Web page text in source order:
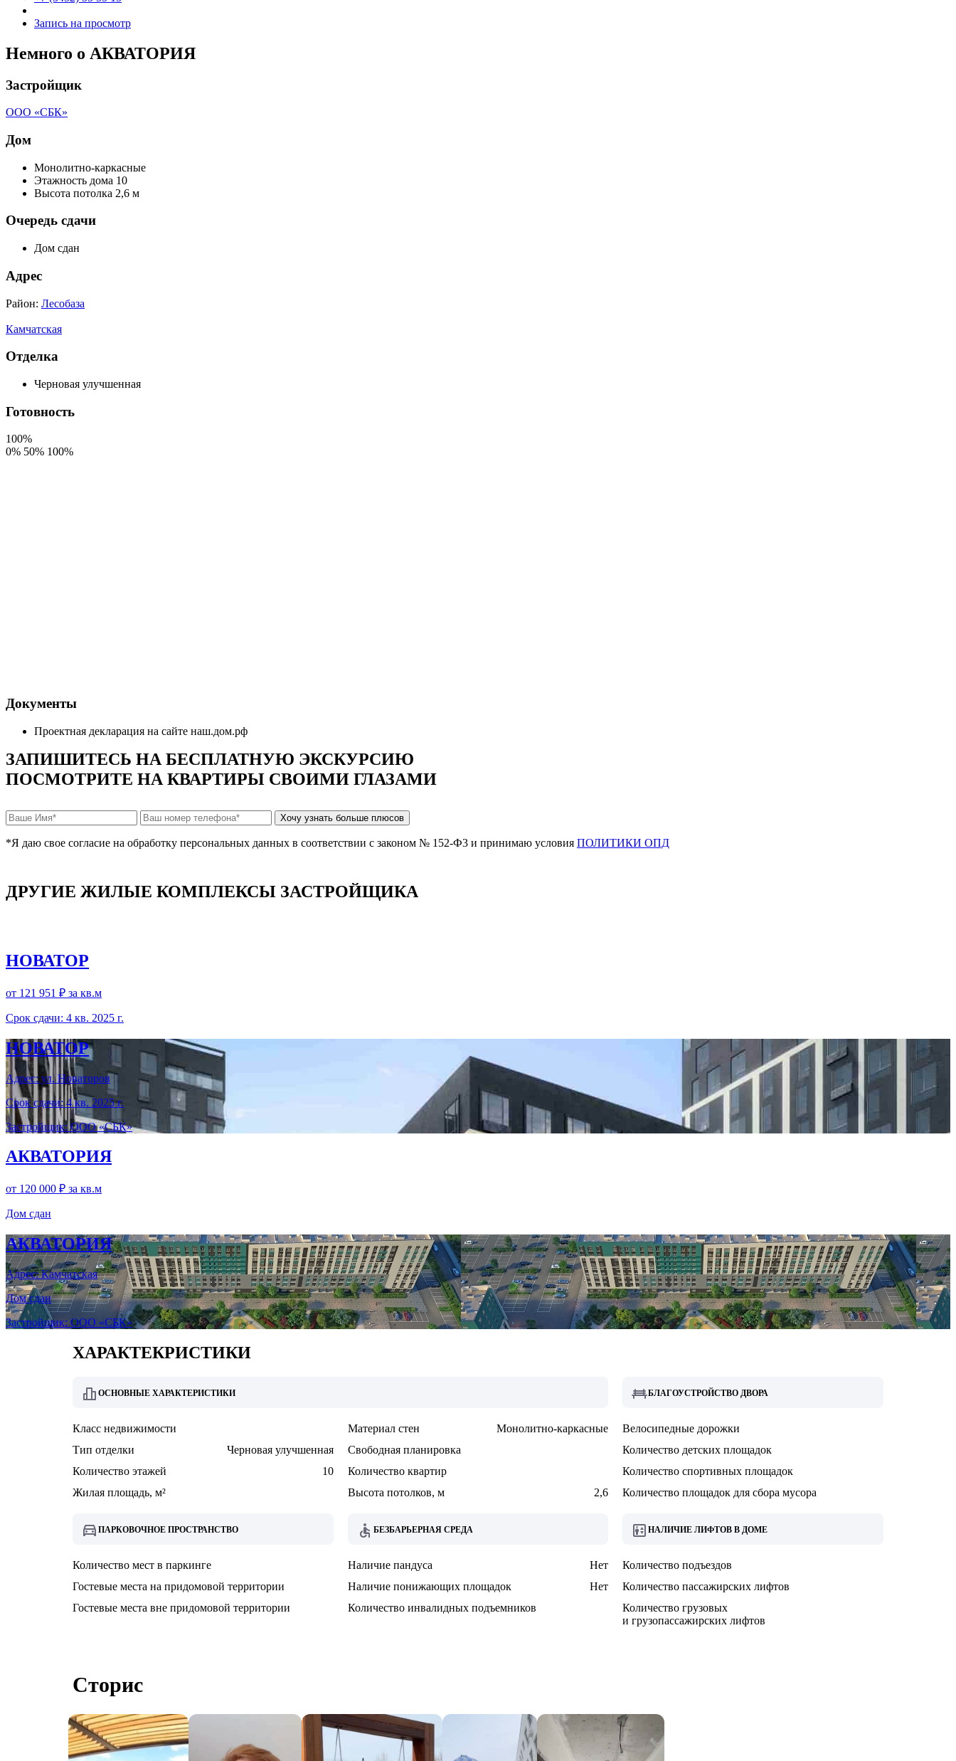
Запись на просмотр
Немного о АКВАТОРИЯ
Застройщик
ООО «СБК»
Дом
Монолитно-каркасные
Этажность дома 10
Высота потолка 2,6 м
Очередь сдачи
Дом сдан
Адрес
Район: Лесобаза
Камчатская
Отделка
Черновая улучшенная
Готовность
100%
0% 50% 100%
Документы
Проектная декларация на сайте наш.дом.рф
ЗАПИШИТЕСЬ НА БЕСПЛАТНУЮ ЭКСКУРСИЮ
ПОСМОТРИТЕ НА КВАРТИРЫ СВОИМИ ГЛАЗАМИ
*Я даю свое согласие на обработку персональных данных в соответствии с законом № 152-Ф3 и принимаю условия ПОЛИТИКИ ОПД
ДРУГИЕ ЖИЛЫЕ КОМПЛЕКСЫ ЗАСТРОЙЩИКА
НОВАТОР
от 121 951 ₽ за кв.м
Срок сдачи: 4 кв. 2025 г.
НОВАТОР
Адрес: ул. Новаторов
Срок сдачи: 4 кв. 2025 г.
Застройщик: ООО «СБК»
АКВАТОРИЯ
от 120 000 ₽ за кв.м
Дом сдан
АКВАТОРИЯ
Адрес: Камчатская
Дом сдан
Застройщик: ООО «СБК»
ХАРАКТЕКРИСТИКИ
ОСНОВНЫЕ ХАРАКТЕРИСТИКИ
Класс недвижимости Материал стен
Монолитно-каркасные
Тип отделки
Черновая улучшенная
Свободная планировка
Количество этажей
10
Количество квартир
Жилая площадь, м²
Высота потолков, м 2,6
БЛАГОУСТРОЙСТВО ДВОРА
Велосипедные дорожки
Количество детских площадок
Количество спортивных площадок
Количество площадок для сбора мусора
ПАРКОВОЧНОЕ ПРОСТРАНСТВО
Количество мест в паркинге
Гостевые места на придомовой территории
Гостевые места вне придомовой территории
БЕЗБАРЬЕРНАЯ СРЕДА
Наличие пандуса
Нет
Наличие понижающих площадок
Нет
Количество инвалидных подъемников
НАЛИЧИЕ ЛИФТОВ В ДОМЕ
Количество подъездов
Количество пассажирских лифтов
Количество грузовых
и грузопассажирских лифтов
Сторис